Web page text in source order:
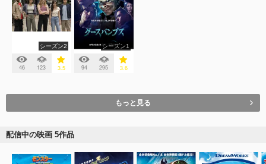
シーズン2
46 123 3.5
シーズン1
94 295 3.6
もっと見る
配信中の映画 5作品